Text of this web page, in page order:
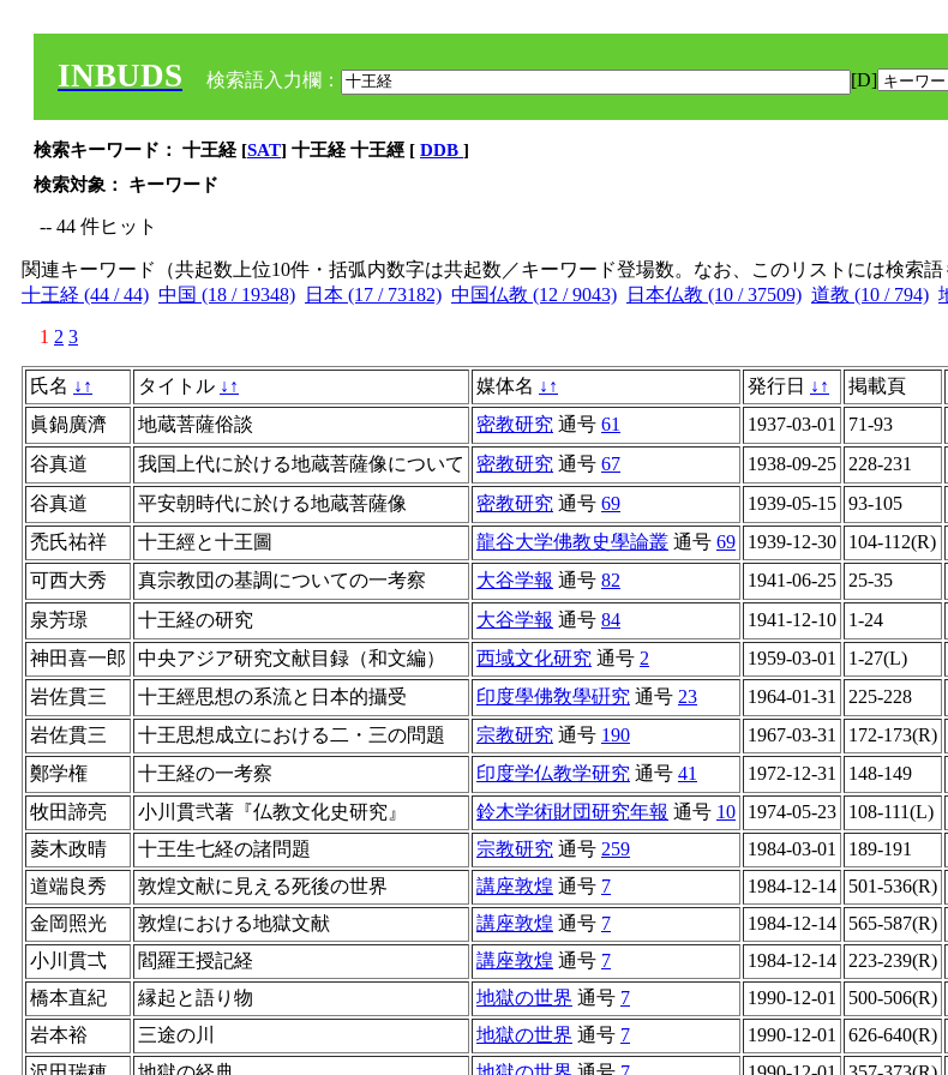
INBUDS 検索語入力欄： [D]
検索キーワード： 十王経 [SAT] 十王経 十王經 [ DDB ]
検索対象： キーワード
-- 44 件ヒット
関連キーワード（共起数上位10件・括弧内数字は共起数／キーワード登場数。なお、このリストには検索語
十王経 (44 / 44) 中国 (18 / 19348) 日本 (17 / 73182) 中国仏教 (12 / 9043) 日本仏教 (10 / 37509) 道教 (10 / 794)
1 2 3
氏名 ↓ ↑ タイトル ↓ ↑ 媒体名 ↓ ↑ 発行日 ↓ ↑ 掲載頁
眞鍋廣濟
地蔵菩薩俗談 密教研究 通号 61 1937-03-01 71-93
谷真道
我国上代に於ける地蔵菩薩像について 密教研究 通号 67 1938-09-25 228-231
谷真道
平安朝時代に於ける地蔵菩薩像 密教研究 通号 69 1939-05-15 93-105
禿氏祐祥
十王經と十王圖 龍谷大学佛教史學論叢 通号 69 1939-12-30 104-112(R)
可西大秀
真宗教団の基調についての一考察 大谷学報 通号 82 1941-06-25 25-35
泉芳璟
十王経の研究 大谷学報 通号 84 1941-12-10 1-24
神田喜一郎
中央アジア研究文献目録（和文編） 西域文化研究 通号 2 1959-03-01 1-27(L)
岩佐貫三
十王經思想の系流と日本的攝受 印度學佛敎學硏究 通号 23 1964-01-31 225-228
岩佐貫三
十王思想成立における二・三の問題 宗教研究 通号 190 1967-03-31 172-173(R)
鄭学権
十王経の一考察 印度学仏教学研究 通号 41 1972-12-31 148-149
牧田諦亮
小川貫弐著『仏教文化史研究』 鈴木学術財団研究年報 通号 10 1974-05-23 108-111(L)
菱木政晴
十王生七経の諸問題 宗教研究 通号 259 1984-03-01 189-191
道端良秀
敦煌文献に見える死後の世界 講座敦煌 通号 7 1984-12-14 501-536(R)
金岡照光
敦煌における地獄文献 講座敦煌 通号 7 1984-12-14 565-587(R)
小川貫弌
閻羅王授記経 講座敦煌 通号 7 1984-12-14 223-239(R)
橋本直紀
縁起と語り物 地獄の世界 通号 7 1990-12-01 500-506(R)
岩本裕
三途の川 地獄の世界 通号 7 1990-12-01 626-640(R)